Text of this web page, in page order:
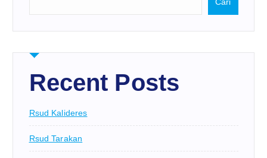
Recent Posts
Rsud Kalideres
Rsud Tarakan